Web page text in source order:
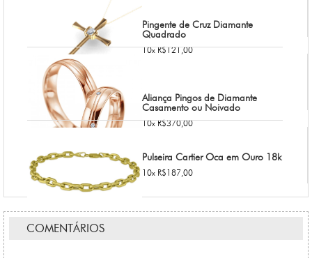
Pingente de Cruz Diamante
Quadrado
10x R$121,00
Aliança Pingos de Diamante
Casamento ou Noivado
10x R$370,00
Pulseira Cartier Oca em Ouro 18k
10x R$187,00
COMENTÁRIOS